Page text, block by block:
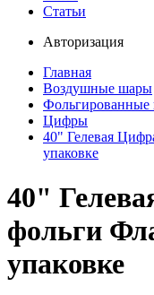
Статьи
Авторизация
Главная
Воздушные шары
Цифры
40" Гелевая
упаковке
40"
фольги
упаковке